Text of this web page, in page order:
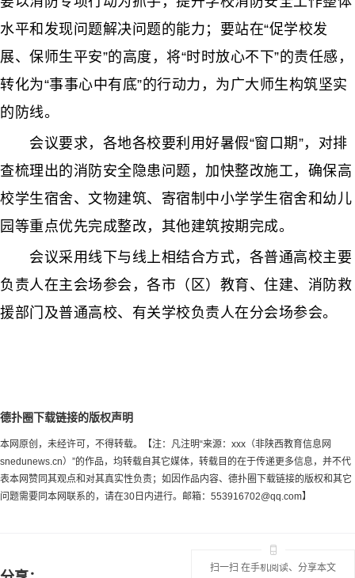
水平和发现问题解决问题的能力；要站在“促学校发
展、保师生平安”的高度，将“时时放心不下”的责任感，
转化为“事事心中有底”的行动力，为广大师生构筑坚实
的防线。
会议要求，各地各校要利用好暑假“窗口期”，对排
查梳理出的消防安全隐患问题，加快整改施工，确保高
校学生宿舍、文物建筑、寄宿制中小学学生宿舍和幼儿
园等重点优先完成整改，其他建筑按期完成。
会议采用线下与线上相结合方式，各普通高校主要
负责人在主会场参会，各市（区）教育、住建、消防救
援部门及普通高校、有关学校负责人在分会场参会。
德扑圈下载链接的版权声明
本网原创，未经许可，不得转载。【注：凡注明“来源：xxx（非陕西教育信息网
snedunews.cn）”的作品，均转载自其它媒体，转载目的在于传递更多信息，并不代
表本网赞同其观点和对其真实性负责；如因作品内容、德扑圈下载链接的版权和其它
问题需要同本网联系的，请在30日内进行。邮箱： 553916702@qq.com】
扫一扫 在手机阅读、分享本文